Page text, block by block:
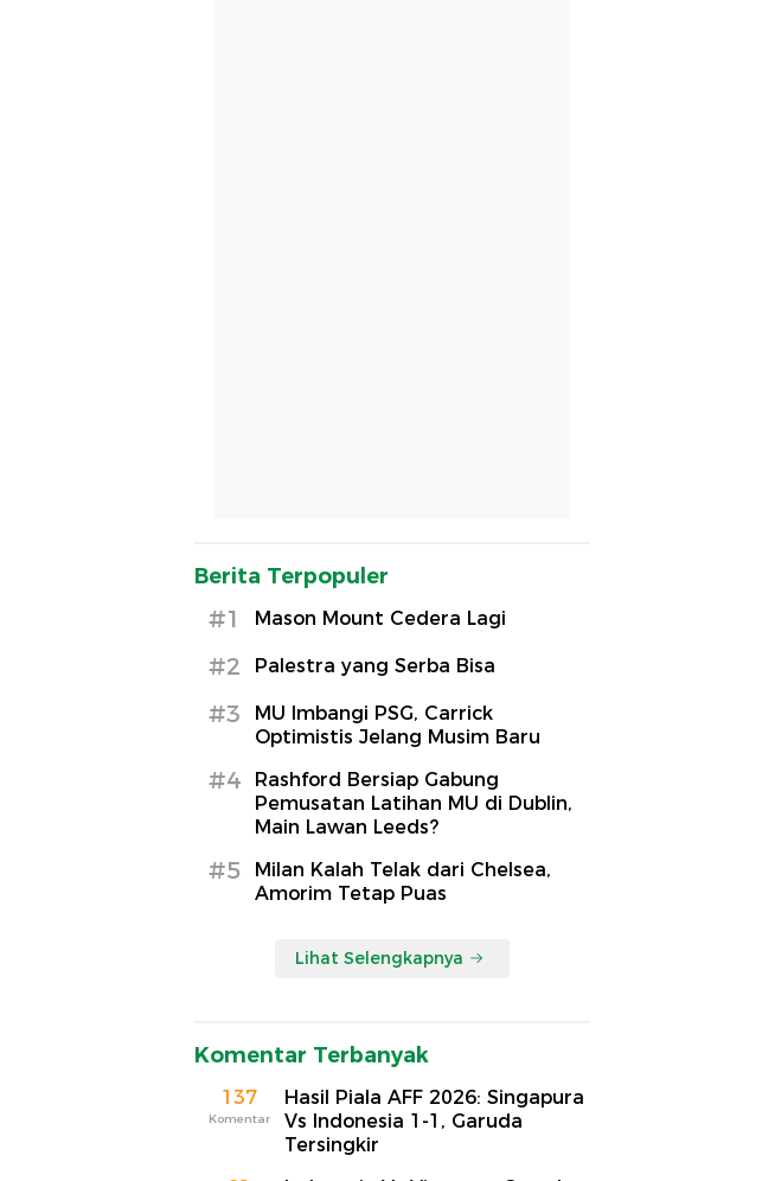
Berita Terpopuler
#1 Mason Mount Cedera Lagi
#2 Palestra yang Serba Bisa
#3
MU Imbangi PSG, Carrick
Optimistis Jelang Musim Baru
#4
Rashford Bersiap Gabung
Pemusatan Latihan MU di Dublin,
Main Lawan Leeds?
#5
Milan Kalah Telak dari Chelsea,
Amorim Tetap Puas
Lihat Selengkapnya
Komentar Terbanyak
137
Komentar
Hasil Piala AFF 2026: Singapura
Vs Indonesia 1-1, Garuda
Tersingkir